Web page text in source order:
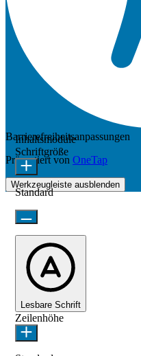
Barrierefreiheitsanpassungen
Präsentiert von OneTap
Werkzeugleiste ausblenden
Inhaltsmodule
Schriftgröße
Standard
Lesbare Schrift
Zeilenhöhe